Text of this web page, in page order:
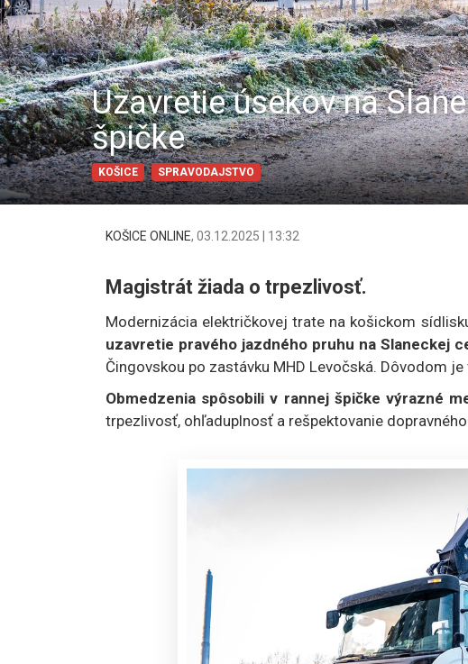
Uzavretie úsekov na
špičke
KOŠICE SPRAVODAJSTVO
KOŠICE ONLINE, 03.12.2025 | 13:32
Magistrát žiada o trpezlivosť.
Modernizácia električkovej trate na košickom
uzavretie pravého jazdného pruhu na Slaneckej
Čingovskou po zastávku MHD Levočská. Dôvodom
Obmedzenia spôsobili v rannej špičke výrazné
trpezlivosť, ohľaduplnosť a rešpektovanie